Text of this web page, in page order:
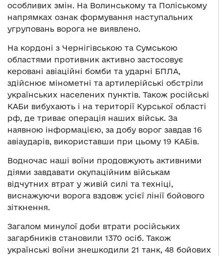
особливих змін. На Волинському та Поліському
напрямках ознак формування наступальних
угруповань ворога не виявлено.
На кордоні з Чернігівською та Сумською
областями противник активно застосовує
керовані авіаційні бомби та ударні БПЛА,
здійснює мінометні та артилерійські обстріли
українських населених пунктів. Також російські
КАБи вибухають і на території Курської області
рф, де триває операція наших військ. За
наявною інформацією, за добу ворог завдав 16
авіаударів, використавши при цьому 19 КАБів.
Водночас наші воїни продовжують активними
діями завдавати окупаційним військам
відчутних втрат у живій силі та техніці,
виснажуючи ворога вздовж усієї лінії бойового
зіткнення.
Загалом минулої доби втрати російських
загарбників становили 1370 осіб. Також
українські воїни знешкодили 21 танк, 48 бойових